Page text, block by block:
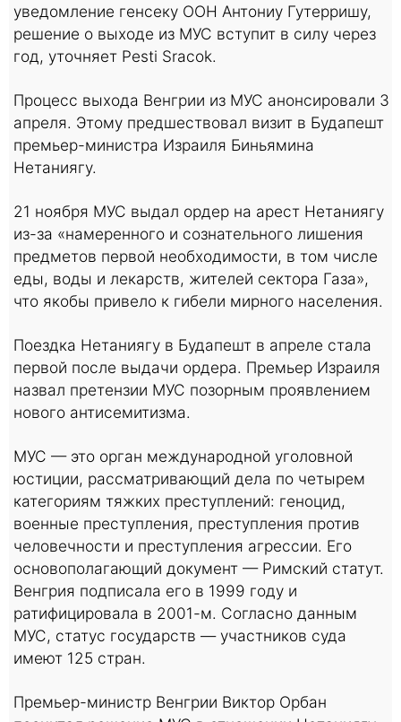
уведомление генсеку ООН Антониу Гутерришу,
решение о выходе из МУС вступит в силу через
год, уточняет Pesti Sracok.
Процесс выхода Венгрии из МУС анонсировали 3
апреля. Этому предшествовал визит в Будапешт
премьер-министра Израиля Биньямина
Нетаниягу.
21 ноября МУС выдал ордер на арест Нетаниягу
из-за «намеренного и сознательного лишения
предметов первой необходимости, в том числе
еды, воды и лекарств, жителей сектора Газа»,
что якобы привело к гибели мирного населения.
Поездка Нетаниягу в Будапешт в апреле стала
первой после выдачи ордера. Премьер Израиля
назвал претензии МУС позорным проявлением
нового антисемитизма.
МУС — это орган международной уголовной
юстиции, рассматривающий дела по четырем
категориям тяжких преступлений: геноцид,
военные преступления, преступления против
человечности и преступления агрессии. Его
основополагающий документ — Римский статут.
Венгрия подписала его в 1999 году и
ратифицировала в 2001-м. Согласно данным
МУС, статус государств — участников суда
имеют 125 стран.
Премьер-министр Венгрии Виктор Орбан